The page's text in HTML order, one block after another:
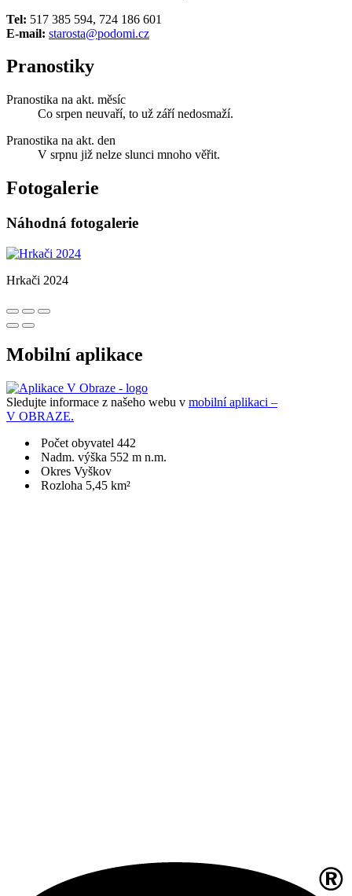
Tel: 517 385 594, 724 186 601
E-mail: starosta@podomi.cz
Pranostiky
Pranostika na akt. měsíc
Co srpen neuvaří, to už září nedosmaží.
Pranostika na akt. den
V srpnu již nelze slunci mnoho věřit.
Fotogalerie
Náhodná fotogalerie
Hrkači 2024
Mobilní aplikace
Sledujte informace z našeho webu v mobilní aplikaci –
V OBRAZE.
Počet obyvatel 442
Nadm. výška 552 m n.m.
Okres Vyškov
Rozloha 5,45 km²